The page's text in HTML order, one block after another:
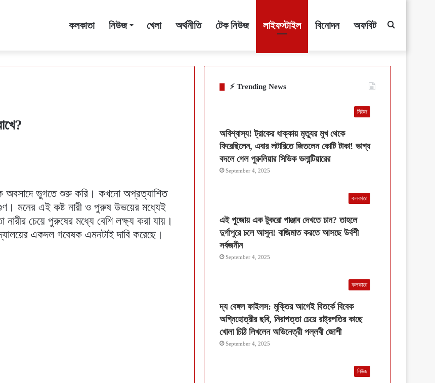
কলকাতা নিউজ খেলা অর্থনীতি টেক নিউজ লাইফস্টাইল বিনোদন অফবিট
অবসাদে ভুগতে শুরু করি। কখনো অপ্রত্যাশিত
মনের এই কষ্ট নারী ও পুরুষ উভয়ের মধ্যেই
চেয়ে পুরুষের মধ্যে বেশি লক্ষ্য করা যায়।
একদল গবেষক এমনটাই দাবি করেছে।
⚡ Trending News
নিউজ
অবিশ্বাস্য! ট্রাকের ধাক্কায় মৃত্যুর মুখ থেকে
ফিরেছিলেন, এবার লটারিতে জিতলেন কোটি টাকা! ভাগ্য
বদলে গেল পুরুলিয়ার সিভিক ভলান্টিয়ারের
September 4, 2025
কলকাতা
এই পুজোয় এক টুকরো পাঞ্জাব দেখতে চান? তাহলে
দুর্গাপুরে চলে আসুন! বাজিমাত করতে আসছে উর্বশী
সর্বজনীন
September 4, 2025
কলকাতা
দ্য বেঙ্গল ফাইলস: মুক্তির আগেই বিতর্কে বিবেক
অগ্নিহোত্রীর ছবি, নিরাপত্তা চেয়ে রাষ্ট্রপতির কাছে
খোলা চিঠি লিখলেন অভিনেত্রী পল্লবী জোশী
September 4, 2025
নিউজ